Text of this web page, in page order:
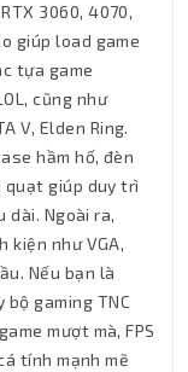
3060, 4070,
giúp load game
tựa game
cũng như
V, Elden Ring.
hầm hố, đèn
quạt giúp duy trì
Ngoài ra,
kiện như VGA,
Nếu bạn là
bộ gaming TNC
mượt mà, FPS
tính mạnh mẽ